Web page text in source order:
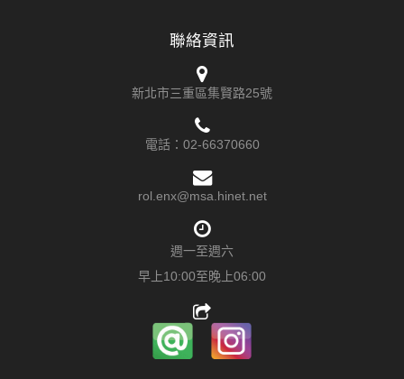
聯絡資訊
新北市三重區集賢路25號
電話： 02-66370660
rol.enx@msa.hinet.net
週一至週六
早上10:00至晚上06:00